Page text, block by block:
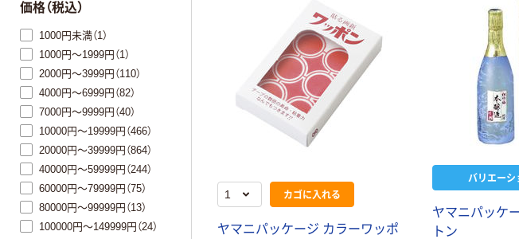
カゴに入れる
ヤマニパッケージ カラーワッポ
バリエーシ
ヤマニパッケ
トン
価格（税込）
1000円未満（1）
1000円～1999円（1）
2000円～3999円（110）
4000円～6999円（82）
7000円～9999円（40）
10000円～19999円（466）
20000円～39999円（864）
40000円～59999円（244）
60000円～79999円（75）
80000円～99999円（13）
100000円～149999円（24）